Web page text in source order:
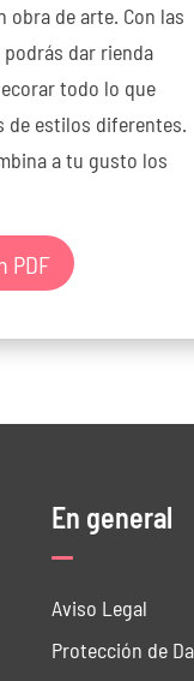
obra de arte. Con las
dar rienda
todo lo que
de estilos diferentes.
a tu gusto los
PDF
En general
Aviso Legal
Protección de